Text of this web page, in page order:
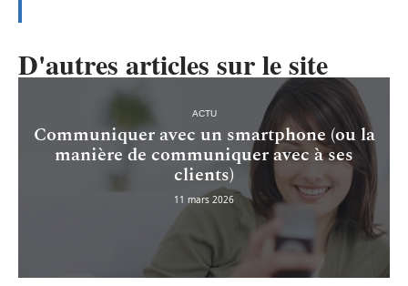
D'autres articles sur le site
ACTU
Communiquer avec un smartphone (ou la
manière de communiquer avec à ses
clients)
11 mars 2026